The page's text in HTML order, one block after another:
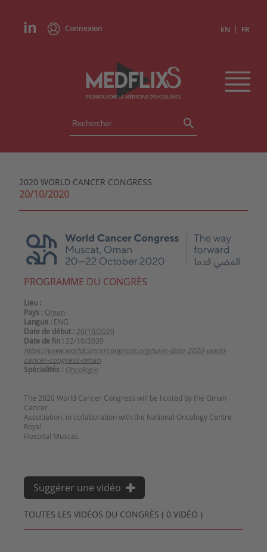
Connexion EN | FR
ÉVÉNEMENTS
INSTITUTIONS
EXPERTS
REVUES DE PRESSE
CONGRÈS EN RÉSUMÉ
2020 WORLD CANCER CONGRESS
20/10/2020
PROGRAMME DU CONGRÈS
Lieu :
Pays : Oman
Langue : ENG
Date de début : 20/10/2020
Date de fin : 22/10/2020
https://www.worldcancercongress.org/save-date-2020-world-
cancer-congress-oman
Spécialités : Oncologie
The 2020 World Cancer Congress will be hosted by the Oman
Cancer
Association, in collaboration with the National Oncology Centre
Royal
Hospital Muscat.
TOUTES LES VIDÉOS DU CONGRÈS ( 0 VIDÉO )
Suggérer une vidéo